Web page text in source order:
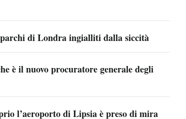
di Londra ingialliti dalla siccità
è il nuovo procuratore generale degli
l’aeroporto di Lipsia è preso di mira